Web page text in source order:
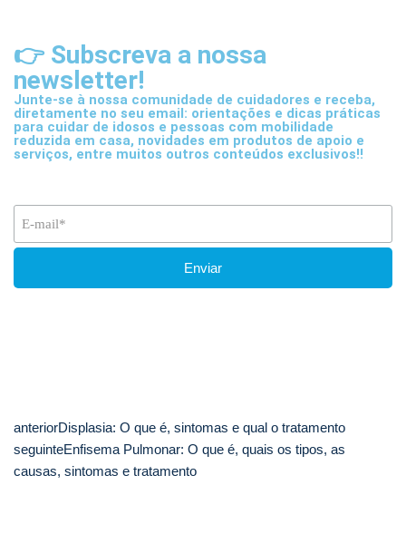
👉 Subscreva a nossa
newsletter!
Junte-se à nossa comunidade de cuidadores e receba,
diretamente no seu email: orientações e dicas práticas
para cuidar de idosos e pessoas com mobilidade
reduzida em casa, novidades em produtos de apoio e
serviços, entre muitos outros conteúdos exclusivos!!
anteriorDisplasia: O que é, sintomas e qual o tratamento
seguinteEnfisema Pulmonar: O que é, quais os tipos, as
causas, sintomas e tratamento